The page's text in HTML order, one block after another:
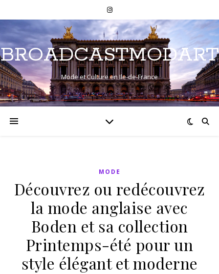
BROADCASTMODART
Mode et Culture en Ile-de-France
MODE
Découvrez ou redécouvrez
la mode anglaise avec
Boden et sa collection
Printemps-été pour un
style élégant et moderne